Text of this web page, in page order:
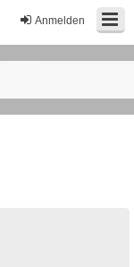
Anmelden